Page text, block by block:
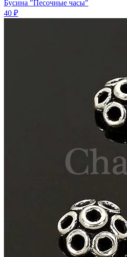
Бусина "Песочные часы"
40 ₽